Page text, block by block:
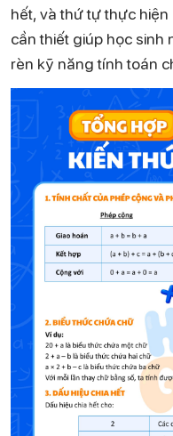
hết, và thứ tự thực
cần thiết giúp học
rèn kỹ năng tính toán